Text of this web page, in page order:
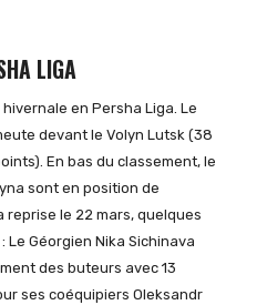
LIGA
en Persha Liga. Le
devant le Volyn Lutsk (38
En bas du classement, le
sont en position de
le 22 mars, quelques
Géorgien Nika Sichinava
des buteurs avec 13
ses coéquipiers Oleksandr